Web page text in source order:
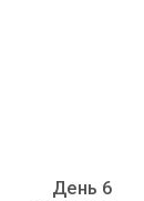
День 6